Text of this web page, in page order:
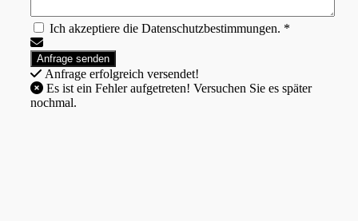
Ich akzeptiere die Datenschutzbestimmungen. *
Anfrage erfolgreich versendet!
nochmal.